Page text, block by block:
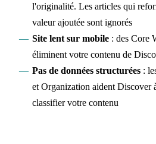
l'originalité. Les articles qui
valeur ajoutée sont ignorés
Site lent sur mobile: des Core
éliminent votre contenu de
Pas de données structurées:
et Organization aident Discover
classifier votre contenu